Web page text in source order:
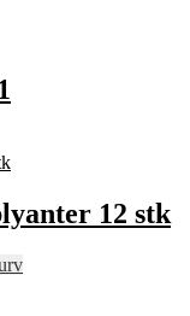
12 stk